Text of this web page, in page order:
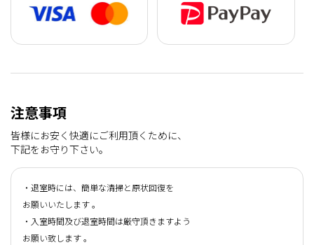
注意事項
皆様にお安く快適にご利用頂くために、
下記をお守り下さい。
・退室時には、簡単な清掃と原状回復を
お願いいたします 。
・入室時間及び退室時間は厳守頂きますよう
お願い致します 。